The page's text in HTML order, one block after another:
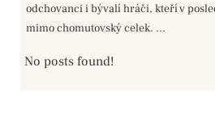
odchovanci i bývalí hráči, kteří v
mimo chomutovský celek. ...
No posts found!